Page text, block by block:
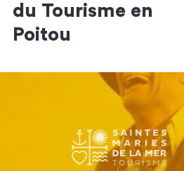
du Tourisme en
Poitou